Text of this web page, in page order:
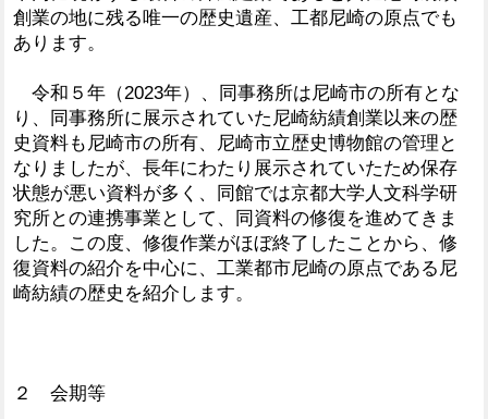
創業の地に残る唯一の歴史遺産、工都尼崎の原点でも
あります。
令和５年（2023年）、同事務所は尼崎市の所有とな
り、同事務所に展示されていた尼崎紡績創業以来の歴
史資料も尼崎市の所有、尼崎市立歴史博物館の管理と
なりましたが、長年にわたり展示されていたため保存
状態が悪い資料が多く、同館では京都大学人文科学研
究所との連携事業として、同資料の修復を進めてきま
した。この度、修復作業がほぼ終了したことから、修
復資料の紹介を中心に、工業都市尼崎の原点である尼
崎紡績の歴史を紹介します。
２ 会期等